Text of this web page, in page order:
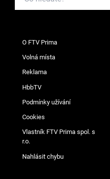
O FTV Prima
Volná místa
Reklama
HbbTV
Podmínky užívání
Cookies
Vlastník FTV Prima spol. s
r.o.
Nahlásit chybu